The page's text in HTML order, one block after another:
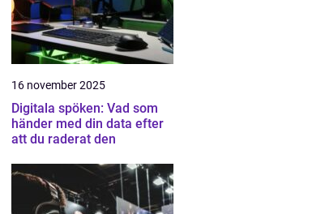
16 november 2025
Digitala spöken: Vad som
händer med din data efter
att du raderat den